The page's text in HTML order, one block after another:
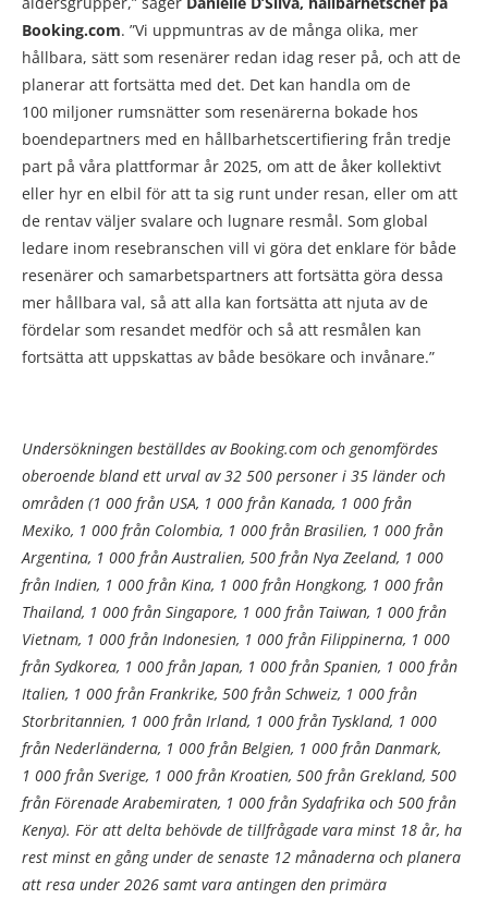
Booking.com. ”Vi uppmuntras av de många olika, mer
hållbara, sätt som resenärer redan idag reser på, och att de
planerar att fortsätta med det. Det kan handla om de
100 miljoner rumsnätter som resenärerna bokade hos
boendepartners med en hållbarhetscertifiering från tredje
part på våra plattformar år 2025, om att de åker kollektivt
eller hyr en elbil för att ta sig runt under resan, eller om att
de rentav väljer svalare och lugnare resmål. Som global
ledare inom resebranschen vill vi göra det enklare för både
resenärer och samarbetspartners att fortsätta göra dessa
mer hållbara val, så att alla kan fortsätta att njuta av de
fördelar som resandet medför och så att resmålen kan
fortsätta att uppskattas av både besökare och invånare.”
Undersökningen beställdes av Booking.com och genomfördes
oberoende bland ett urval av 32 500 personer i 35 länder och
områden (1 000 från USA, 1 000 från Kanada, 1 000 från
Mexiko, 1 000 från Colombia, 1 000 från Brasilien, 1 000 från
Argentina, 1 000 från Australien, 500 från Nya Zeeland, 1 000
från Indien, 1 000 från Kina, 1 000 från Hongkong, 1 000 från
Thailand, 1 000 från Singapore, 1 000 från Taiwan, 1 000 från
Vietnam, 1 000 från Indonesien, 1 000 från Filippinerna, 1 000
från Sydkorea, 1 000 från Japan, 1 000 från Spanien, 1 000 från
Italien, 1 000 från Frankrike, 500 från Schweiz, 1 000 från
Storbritannien, 1 000 från Irland, 1 000 från Tyskland, 1 000
från Nederländerna, 1 000 från Belgien, 1 000 från Danmark,
1 000 från Sverige, 1 000 från Kroatien, 500 från Grekland, 500
från Förenade Arabemiraten, 1 000 från Sydafrika och 500 från
Kenya). För att delta behövde de tillfrågade vara minst 18 år, ha
rest minst en gång under de senaste 12 månaderna och planera
att resa under 2026 samt vara antingen den primära